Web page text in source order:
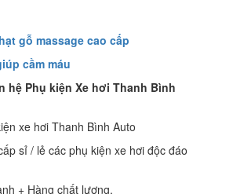
gỗ massage cao cấp
cầm máu
hệ Phụ kiện Xe hơi Thanh Bình
xe hơi Thanh Bình Auto
sỉ / lẻ các phụ kiện xe hơi độc đáo
+ Hàng chất lượng.